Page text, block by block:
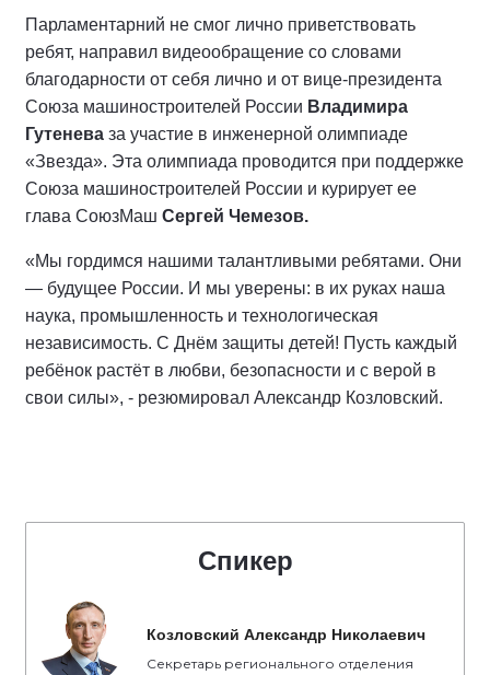
Парламентарний не смог лично приветствовать
ребят, направил видеообращение со словами
благодарности от себя лично и от вице-президента
Союза машиностроителей России Владимира
Гутенева за участие в инженерной олимпиаде
«Звезда». Эта олимпиада проводится при поддержке
Союза машиностроителей России и курирует ее
глава СоюзМаш Сергей Чемезов.
«Мы гордимся нашими талантливыми ребятами. Они
— будущее России. И мы уверены: в их руках наша
наука, промышленность и технологическая
независимость. С Днём защиты детей! Пусть каждый
ребёнок растёт в любви, безопасности и с верой в
свои силы», - резюмировал Александр Козловский.
Спикер
Козловский Александр Николаевич
Секретарь регионального отделения